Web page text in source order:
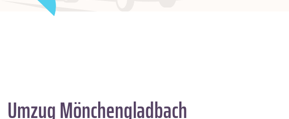
Umzug Mönchengladbach